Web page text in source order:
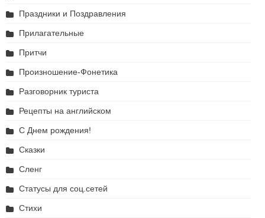
Праздники и Поздравления
Прилагательные
Притчи
Произношение-Фонетика
Разговорник туриста
Рецепты на английском
С Днем рождения!
Сказки
Сленг
Статусы для соц.сетей
Стихи